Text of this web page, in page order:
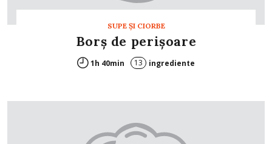
SUPE ŞI CIORBE
Borş de perişoare
1h 40min 13 ingrediente